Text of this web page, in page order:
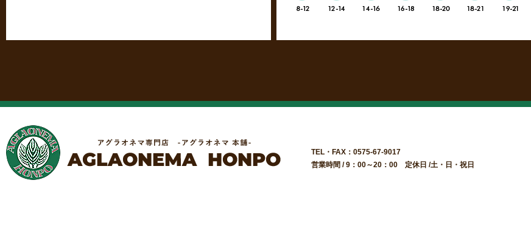
TEL・FAX：0575-67-9017
営業時間 / 9：00～20：00 定休日 /土・日・祝日